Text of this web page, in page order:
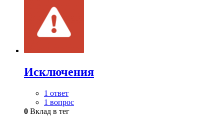
Исключения
1 ответ
1 вопрос
0 Вклад в тег